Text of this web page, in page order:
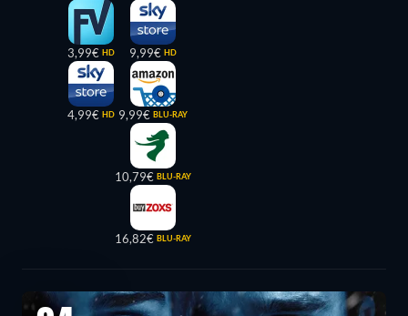
3,99€ HD
4,99€ HD
9,99€ HD
9,99€ BLU-RAY
10,79€ BLU-RAY
16,82€ BLU-RAY